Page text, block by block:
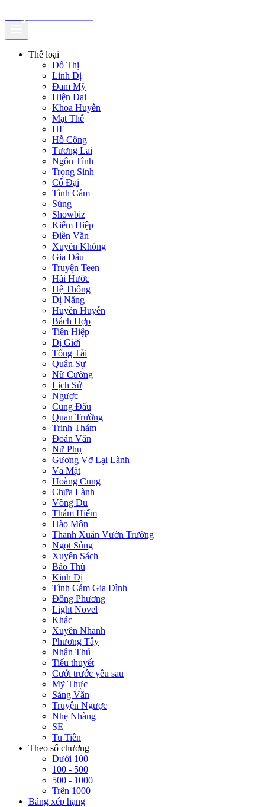
Thể loại
Đô Thị
Linh Dị
Đam Mỹ
Hiện Đại
Khoa Huyễn
Mạt Thế
HE
Hỗ Công
Tương Lai
Ngôn Tình
Trọng Sinh
Cổ Đại
Tình Cảm
Sủng
Showbiz
Kiếm Hiệp
Điền Văn
Xuyên Không
Gia Đấu
Truyện Teen
Hài Hước
Hệ Thống
Dị Năng
Huyền Huyễn
Bách Hợp
Tiên Hiệp
Dị Giới
Tổng Tài
Quân Sự
Nữ Cường
Lịch Sử
Ngược
Cung Đấu
Quan Trường
Trinh Thám
Đoản Văn
Nữ Phụ
Gương Vỡ Lại Lành
Vả Mặt
Hoàng Cung
Chữa Lành
Võng Du
Thám Hiểm
Hào Môn
Thanh Xuân Vườn Trường
Ngọt Sủng
Xuyên Sách
Báo Thù
Kinh Dị
Tình Cảm Gia Đình
Đông Phương
Light Novel
Khác
Xuyên Nhanh
Phương Tây
Nhân Thú
Tiểu thuyết
Cưới trước yêu sau
Mỹ Thực
Sảng Văn
Truyện Ngược
Nhẹ Nhàng
SE
Tu Tiên
Theo số chương
Dưới 100
100 - 500
500 - 1000
Trên 1000
Bảng xếp hạng